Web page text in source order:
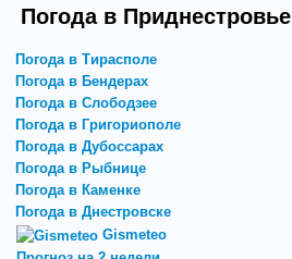
Погода в Приднестровье
Погода в Тирасполе
Погода в Бендерах
Погода в Слободзее
Погода в Григориополе
Погода в Дубоссарах
Погода в Рыбнице
Погода в Каменке
Погода в Днестровске
Gismeteo